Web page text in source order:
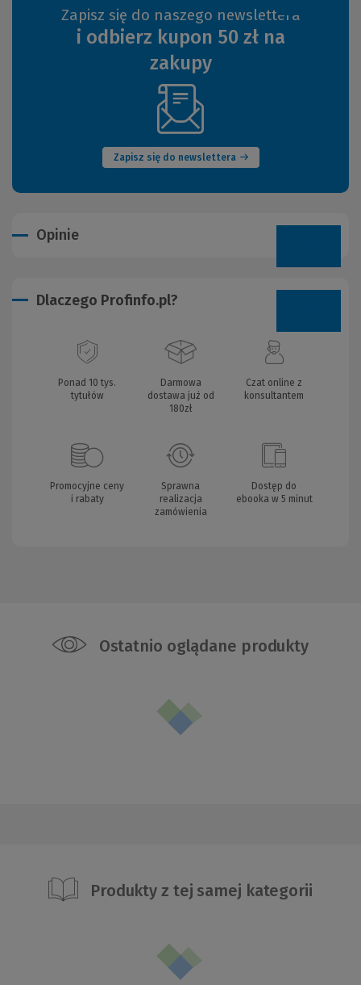
Zapisz się do naszego newslettera
i odbierz kupon 50 zł na
zakupy
Zapisz się do newslettera
(Nowe
okno)
Opinie
Dlaczego Profinfo.pl?
Ponad 10 tys.
tytułów
Darmowa
dostawa już od
180zł
Czat online z
konsultantem
Promocyjne ceny
i rabaty
Sprawna
realizacja
zamówienia
Dostęp do
ebooka w 5 minut
Ostatnio oglądane produkty
Produkty z tej samej kategorii